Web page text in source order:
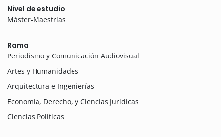
Nivel de estudio
Máster-Maestrías
Rama
Periodismo y Comunicación Audiovisual
Artes y Humanidades
Arquitectura e Ingenierías
Economía, Derecho, y Ciencias Jurídicas
Ciencias Políticas